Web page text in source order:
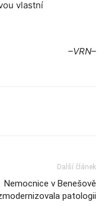
vlastní
–VRN–
Další článek
Nemocnice v Benešově
patologii